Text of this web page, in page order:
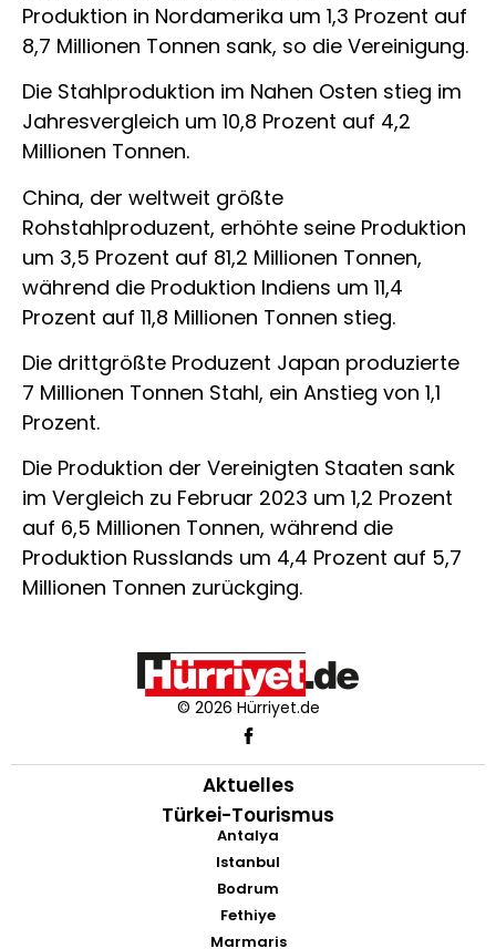
Produktion in Nordamerika um 1,3 Prozent auf
8,7 Millionen Tonnen sank, so die Vereinigung.
Die Stahlproduktion im Nahen Osten stieg im
Jahresvergleich um 10,8 Prozent auf 4,2
Millionen Tonnen.
China, der weltweit größte
Rohstahlproduzent, erhöhte seine Produktion
um 3,5 Prozent auf 81,2 Millionen Tonnen,
während die Produktion Indiens um 11,4
Prozent auf 11,8 Millionen Tonnen stieg.
Die drittgrößte Produzent Japan produzierte
7 Millionen Tonnen Stahl, ein Anstieg von 1,1
Prozent.
Die Produktion der Vereinigten Staaten sank
im Vergleich zu Februar 2023 um 1,2 Prozent
auf 6,5 Millionen Tonnen, während die
Produktion Russlands um 4,4 Prozent auf 5,7
Millionen Tonnen zurückging.
© 2026 Hürriyet.de
Aktuelles
Türkei-Tourismus
Antalya
Istanbul
Bodrum
Fethiye
Marmaris